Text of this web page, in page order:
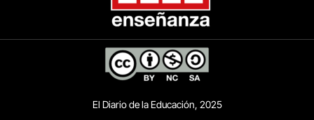
El Diario de la Educación, 2025